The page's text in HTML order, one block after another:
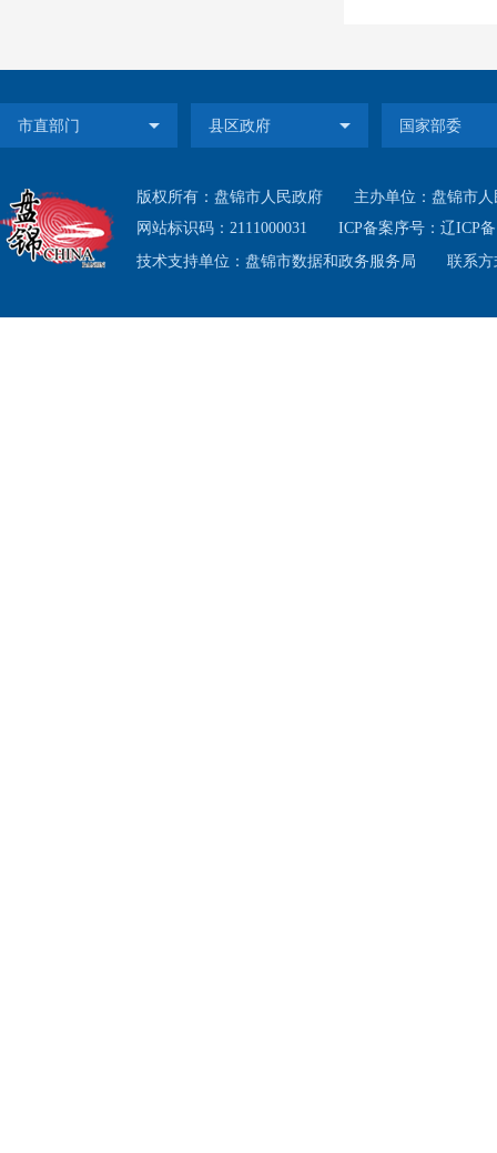
版权所有：盘锦市人民政府
主办单位：盘锦市
网站标识码：2111000031
ICP备案序号： 辽ICP
技术支持单位：盘锦市数据和政务服务局
联系方